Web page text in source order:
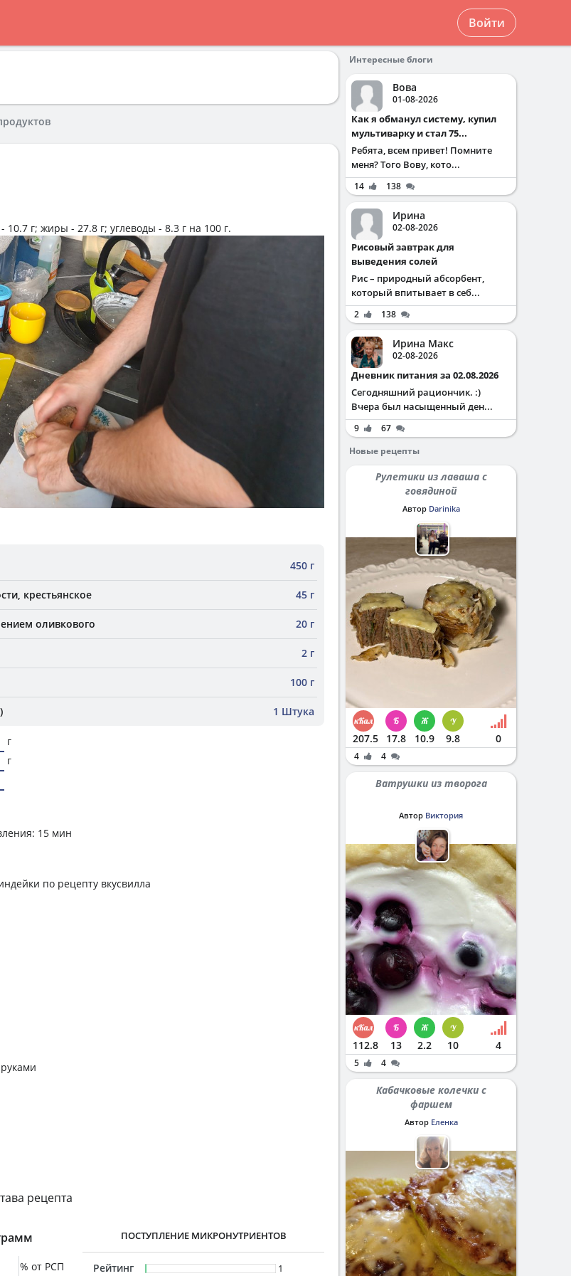
Войти
10.7 г; жиры - 27.8 г; углеводы - 8.3 г на 100 г.
450 г
крестьянское 45 г
оливкового 20 г
2 г
100 г
1 Штука
г
г
15 мин
по рецепту вкусвилла
рецепта
% от РСП
ПОСТУПЛЕНИЕ МИКРОНУТРИЕНТОВ
Рейтинг
1
Интересные блоги
Вова
01-08-2026
Как я обманул систему, купил
мультиварку и стал 75...
Ребята, всем привет! Помните
меня? Того Вову, кото...
14 138
Ирина
02-08-2026
Рисовый завтрак для
выведения солей
Рис – природный абсорбент,
который впитывает в себ...
2 138
Ирина Макс
02-08-2026
Дневник питания за 02.08.2026
Сегодняшний рациончик. :)
Вчера был насыщенный ден...
9
67
Новые рецепты
Рулетики из лаваша с
говядиной
Автор Darinika
207.5 17.8 10.9 9.8 0
4 4
Ватрушки из творога
Автор Виктория
112.8 13 2.2 10 4
5 4
Кабачковые колечки с
фаршем
Автор Еленка